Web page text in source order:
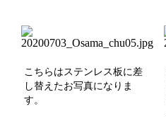
こちらはステンレス板に差
し替えたお写真になりま
す。